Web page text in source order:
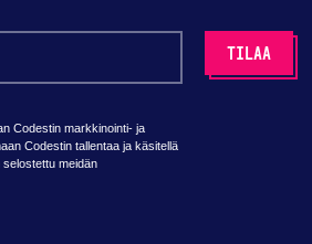
Codestin markkinointi- ja
Codestin tallentaa ja käsitellä
selostettu meidän